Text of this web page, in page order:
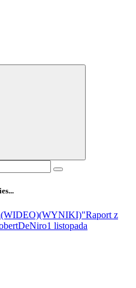
(WIDEO)(WYNIKI)"Raport z
1 listopada